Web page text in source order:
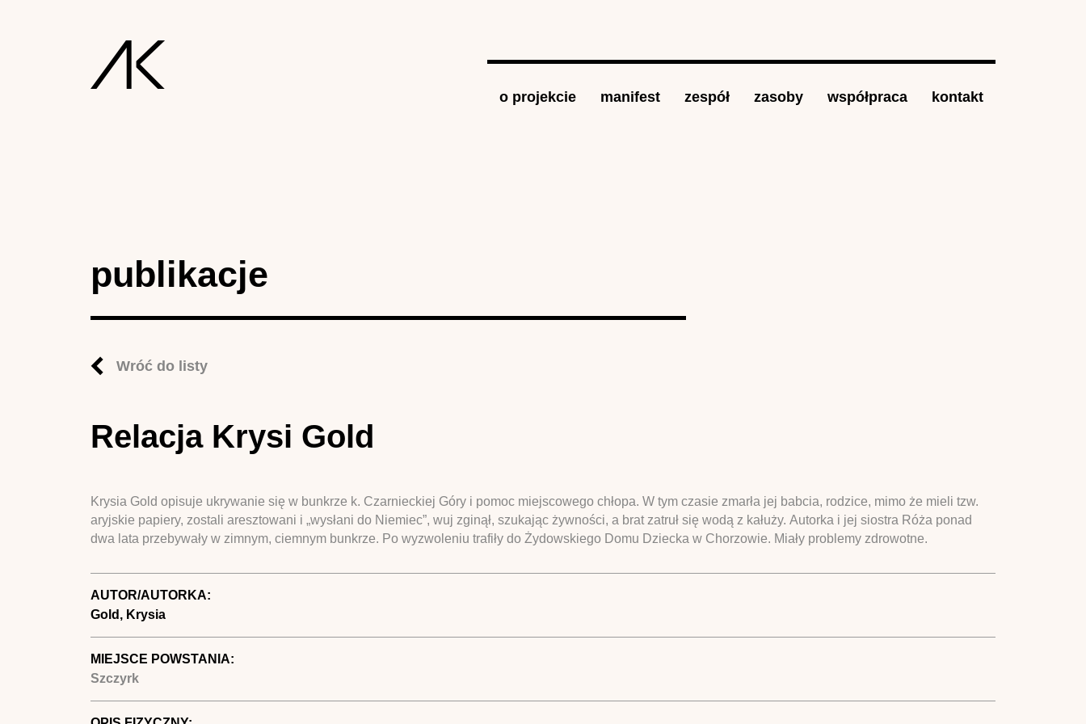
o projekcie manifest zespół zasoby współpraca kontakt
publikacje
Wróć do listy
Relacja Krysi Gold
Krysia Gold opisuje ukrywanie się w bunkrze k. Czarnieckiej Góry i pomoc miejscowego chłopa. W tym czasie zmarła jej babcia, rodzice, mimo że mieli tzw.
aryjskie papiery, zostali aresztowani i „wysłani do Niemiec”, wuj zginął, szukając żywności, a brat zatruł się wodą z kałuży. Autorka i jej siostra Róża ponad
dwa lata przebywały w zimnym, ciemnym bunkrze. Po wyzwoleniu trafiły do Żydowskiego Domu Dziecka w Chorzowie. Miały problemy zdrowotne.
AUTOR/AUTORKA:
Gold, Krysia
MIEJSCE POWSTANIA:
Szczyrk